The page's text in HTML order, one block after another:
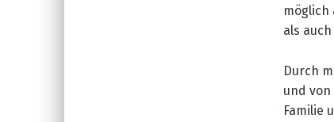
möglich
als
Durch
und
Familie